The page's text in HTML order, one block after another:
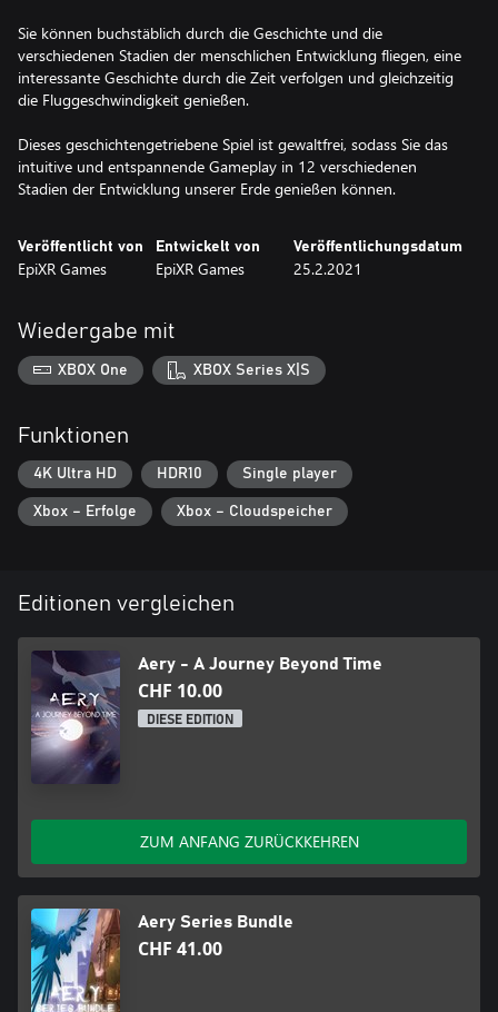
Sie können buchstäblich durch die Geschichte und die
verschiedenen Stadien der menschlichen Entwicklung fliegen, eine
interessante Geschichte durch die Zeit verfolgen und gleichzeitig
die Fluggeschwindigkeit genießen.
Dieses geschichtengetriebene Spiel ist gewaltfrei, sodass Sie das
intuitive und entspannende Gameplay in 12 verschiedenen
Stadien der Entwicklung unserer Erde genießen können.
Veröffentlicht von
EpiXR Games
Entwickelt von
EpiXR Games
Veröffentlichungsdatum
25.2.2021
Wiedergabe mit
XBOX One XBOX Series X|S
Funktionen
4K Ultra HD HDR10 Single player
Xbox – Erfolge Xbox – Cloudspeicher
Editionen vergleichen
Aery - A Journey Beyond Time
CHF 10.00
DIESE EDITION
ZUM ANFANG ZURÜCKKEHREN
Aery Series Bundle
CHF 41.00